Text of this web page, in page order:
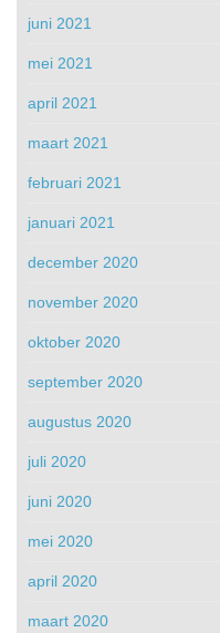
juni 2021
mei 2021
april 2021
maart 2021
februari 2021
januari 2021
december 2020
november 2020
oktober 2020
september 2020
augustus 2020
juli 2020
juni 2020
mei 2020
april 2020
maart 2020